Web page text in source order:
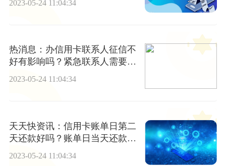
2023-05-24 11:04:34
热消息：办信用卡联系人征信不
好有影响吗？紧急联系人需要查
征信吗？
2023-05-24 11:04:34
天天快资讯：信用卡账单日第二
天还款好吗？账单日当天还款有
2023-05-24 11:04:34